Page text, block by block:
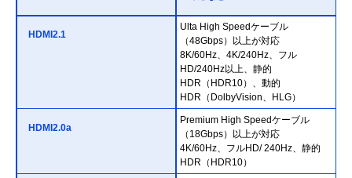
HDMI2.1
Ulta High Speedケーブル
（48Gbps）以上が対応
8K/60Hz、4K/240Hz、フル
HD/240Hz以上、静的
HDR（HDR10）、動的
HDR（DolbyVision、HLG）
HDMI2.0a
Premium High Speedケーブル
（18Gbps）以上が対応
4K/60Hz、フルHD/ 240Hz、静的
HDR（HDR10）